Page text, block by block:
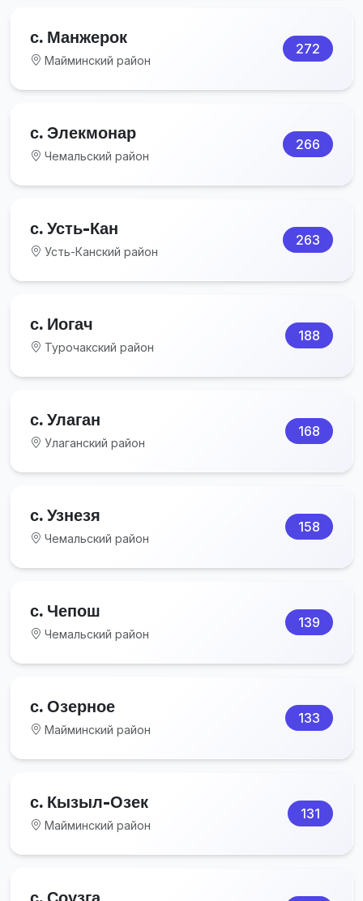
с. Манжерок
Майминский район
272
с. Элекмонар
Чемальский район
266
с. Усть-Кан
Усть-Канский район
263
с. Иогач
Турочакский район
188
с. Улаган
Улаганский район
168
с. Узнезя
Чемальский район
158
с. Чепош
Чемальский район
139
с. Озерное
Майминский район
133
с. Кызыл-Озек
Майминский район
131